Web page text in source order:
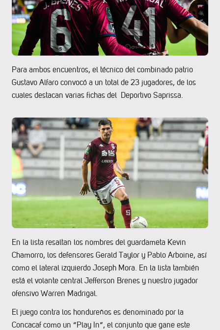
Para ambos encuentros, el técnico del combinado patrio
Gustavo Alfaro convocó a un total de 23 jugadores, de los
cuales destacan varias fichas del Deportivo Saprissa.
En la lista resaltan los nombres del guardameta Kevin
Chamorro, los defensores Gerald Taylor y Pablo Arboine, así
como el lateral izquierdo Joseph Mora. En la lista también
está el volante central Jefferson Brenes y nuestro jugador
ofensivo Warren Madrigal.
El juego contra los hondureños es denominado por la
Concacaf como un “Play In”, el conjunto que gane este